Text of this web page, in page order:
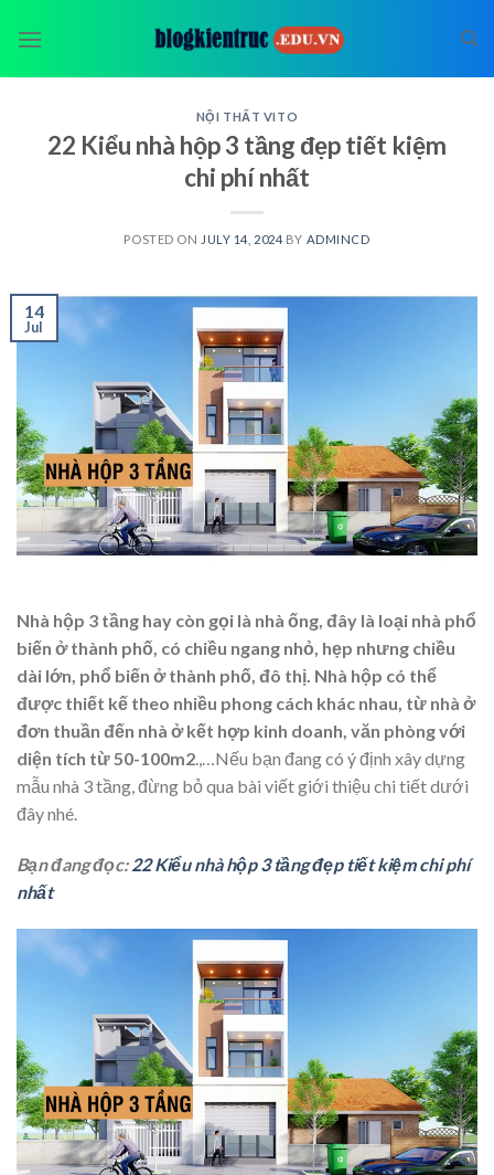
NỘI THẤT VITO
22 Kiểu nhà hộp 3 tầng đẹp tiết kiệm
chi phí nhất
POSTED ON JULY 14, 2024 BY ADMINCD
14
Jul
Nhà hộp 3 tầng hay còn gọi là nhà ống, đây là loại nhà phổ
biến ở thành phố, có chiều ngang nhỏ, hẹp nhưng chiều
dài lớn, phổ biến ở thành phố, đô thị. Nhà hộp có thể
được thiết kế theo nhiều phong cách khác nhau, từ nhà ở
đơn thuần đến nhà ở kết hợp kinh doanh, văn phòng với
diện tích từ 50-100m2.,…Nếu bạn đang có ý định xây dựng
mẫu nhà 3 tầng, đừng bỏ qua bài viết giới thiệu chi tiết dưới
đây nhé.
Bạn đang đọc:22 Kiểu nhà hộp 3 tầng đẹp tiết kiệm chi phí
nhất